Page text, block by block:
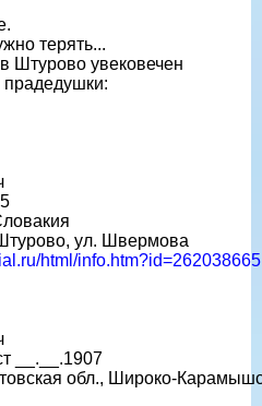
терять...
Штурово увековечен
ул. Швермова
html/info.htm?id=262038665
__.__.1907
обл., Широко-